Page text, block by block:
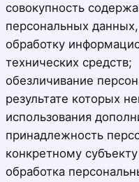
совокупность
персональных
обработку
технических средств;
обезличивание
результате которых
использования
принадлежность
конкретному
обработка